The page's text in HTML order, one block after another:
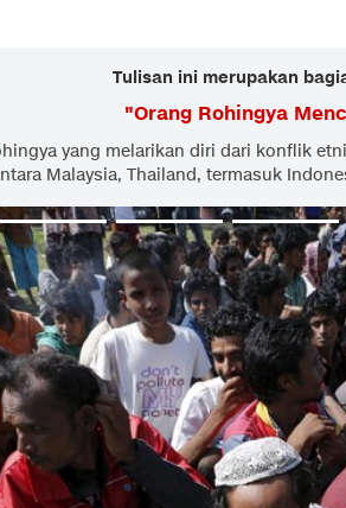
Tulisan ini merupakan
"Orang Rohingya
yang melarikan diri dari konflik
Malaysia, Thailand, termasuk